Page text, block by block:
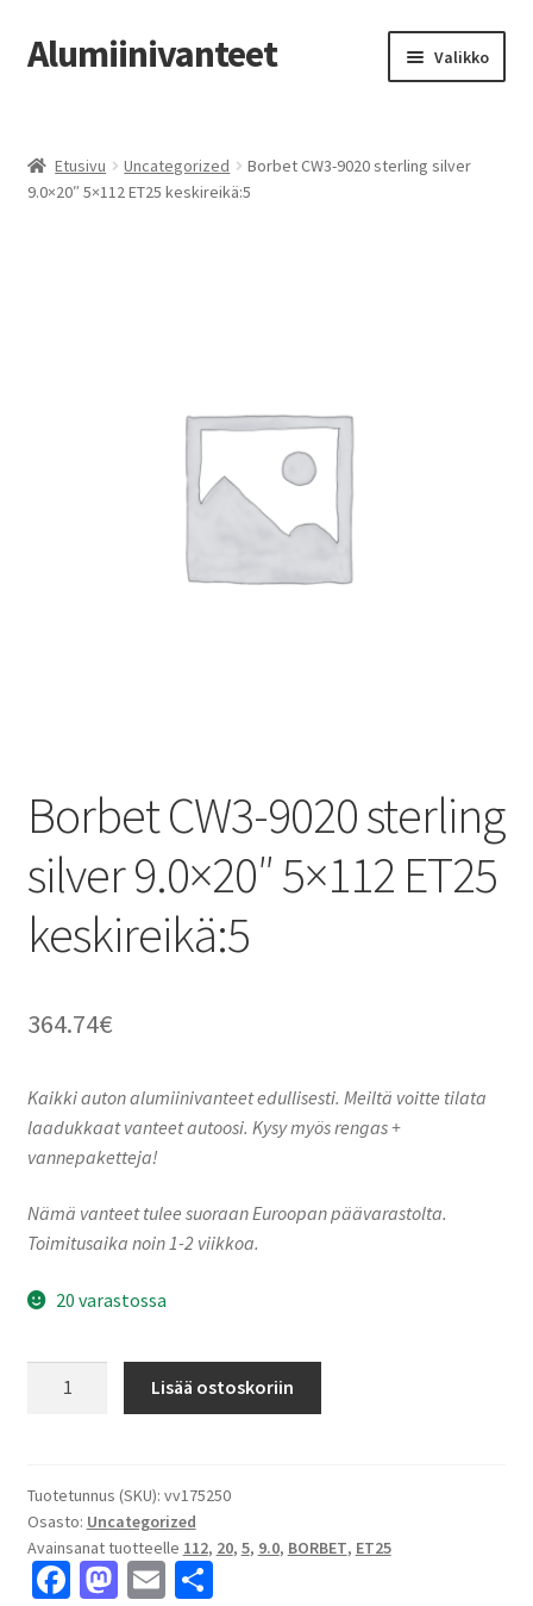
Siirry
navigointiin
Siirry
sisältöön
Alumiinivanteet Valikko
Kauppa
Etusivu Uncategorized
Borbet CW3-9020 sterling silver
9.0×20″ 5×112 ET25 keskireikä:5
Borbet CW3-9020 sterling
silver 9.0×20″ 5×112 ET25
keskireikä:5
364.74€
Kaikki auton alumiinivanteet edullisesti. Meiltä voitte tilata
laadukkaat vanteet autoosi. Kysy myös rengas +
vannepaketteja!
Nämä vanteet tulee suoraan Euroopan päävarastolta.
Toimitusaika noin 1-2 viikkoa.
20 varastossa
silver
9.0x20"
5x112
ET25
Lisää ostoskoriin
Tuotetunnus (SKU): vv175250
Osasto: Uncategorized
Avainsanat tuotteelle 112, 20, 5, 9.0, BORBET, ET25
Fa M E S